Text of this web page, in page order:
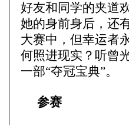
好友和同学的夹道
她的身前身后，还
大赛中，但幸运者
何照进现实？听曾
一部“夺冠宝典”。
参赛